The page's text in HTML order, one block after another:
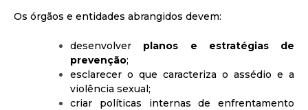
Os órgãos e entidades abrangidos devem:
desenvolver planos e estratégias de
prevenção;
esclarecer o que caracteriza o assédio e a
violência sexual;
criar políticas internas de enfrentamento